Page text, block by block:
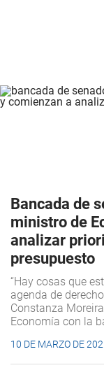
Bancada de
ministro de
analizar
presupuesto
“Hay cosas que
agenda de
Constanza
Economía con la
10 DE MARZO DE